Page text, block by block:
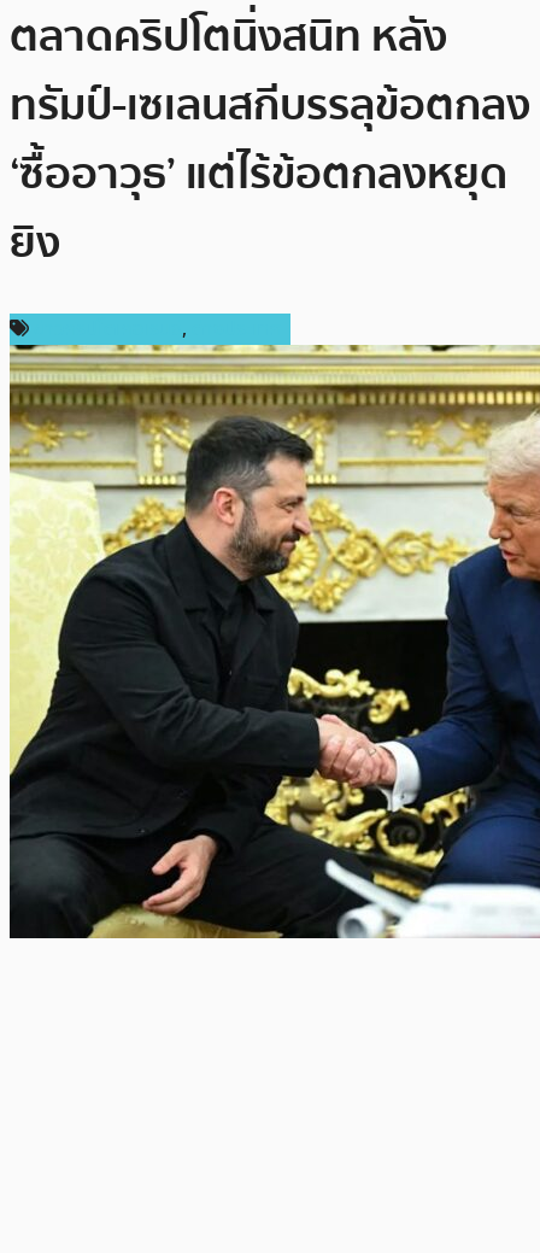
ตลาดคริปโตนิ่งสนิท หลัง
ทรัมป์-เซเลนสกีบรรลุข้อตกลง
‘ซื้ออาวุธ’ แต่ไร้ข้อตกลงหยุด
ยิง
,